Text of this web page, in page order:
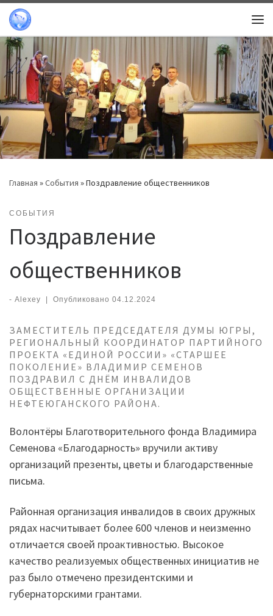
Перейти к содержимому
Главная »События »Поздравление общественников
СОБЫТИЯ
Поздравление
общественников
- Alexey | Опубликовано 04.12.2024
ЗАМЕСТИТЕЛЬ ПРЕДСЕДАТЕЛЯ ДУМЫ ЮГРЫ,
РЕГИОНАЛЬНЫЙ КООРДИНАТОР ПАРТИЙНОГО
ПРОЕКТА «ЕДИНОЙ РОССИИ» «СТАРШЕЕ
ПОКОЛЕНИЕ» ВЛАДИМИР СЕМЕНОВ
ПОЗДРАВИЛ С ДНЁМ ИНВАЛИДОВ
ОБЩЕСТВЕННЫЕ ОРГАНИЗАЦИИ
НЕФТЕЮГАНСКОГО РАЙОНА.
Волонтёры Благотворительного фонда Владимира
Семенова «Благодарность» вручили активу
организаций презенты, цветы и благодарственные
письма.
Районная организация инвалидов в своих дружных
рядах насчитывает более 600 членов и неизменно
отличается своей проактивностью. Высокое
качество реализуемых общественных инициатив не
раз было отмечено президентскими и
губернаторскими грантами.